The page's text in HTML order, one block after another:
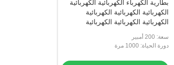
بطارية الكهرباء الكهربائية الكهربائية
الكهربائية الكهربائية الكهربائية
الكهربائية الكهربائية الكهربائية
الكهربائية الكهربائية الكهربائية
الكهربائية الكهربائية الكهربائية
الكهربائية الكهربائية
سعة: 200 أمبير
دورة الحياة: 1000 مرة